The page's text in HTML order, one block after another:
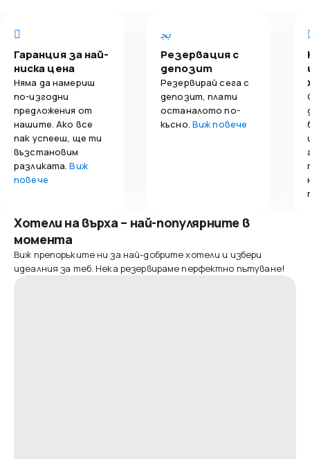
Гаранция за най-
ниска цена
Няма да намериш
по-изгодни
предложения от
нашите. Ако все
пак успееш, ще ти
възстановим
разликата.Виж
повече
Резервация с
депозит
Резервирай сега с
депозит, плати
останалото по-
късно. Виж повече
Хотели на върха – най-популярните в
момента
Виж препоръките ни за най-добрите хотели и избери
идеалния за теб. Нека резервираме перфектно пътуване!